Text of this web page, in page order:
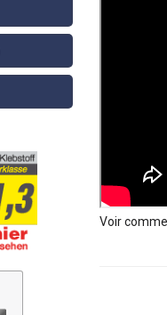
Voir